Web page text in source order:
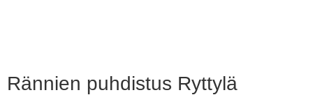
Rännien puhdistus Ryttylä